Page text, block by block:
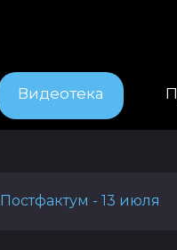
Видеотека
Постфактум - 13 июля